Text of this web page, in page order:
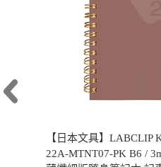
【日本文具】LABCLIP
22A-MTNT07-PK B6 /